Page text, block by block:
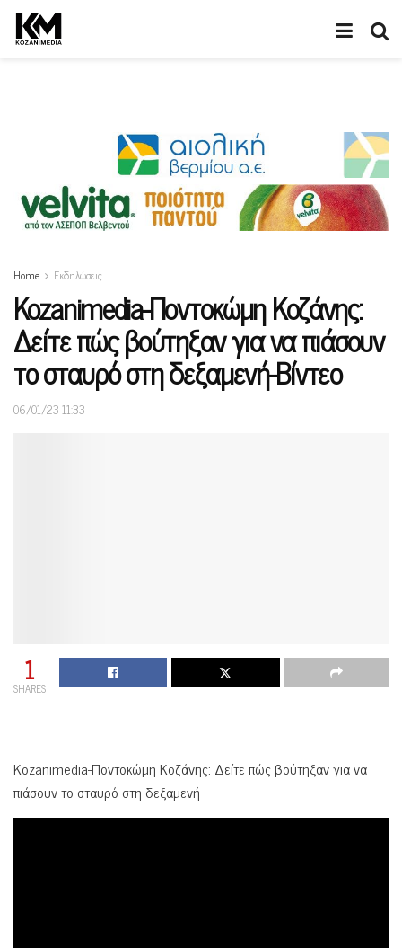
Home Εκδηλώσεις
Kozanimedia-Ποντοκώμη Κοζάνης:
Δείτε πώς βούτηξαν για να πιάσουν
το σταυρό στη δεξαμενή-Βίντεο
06/01/23 11:33
1
SHARES
Kozanimedia-Ποντοκώμη Κοζάνης: Δείτε πώς βούτηξαν για να
πιάσουν το σταυρό στη δεξαμενή